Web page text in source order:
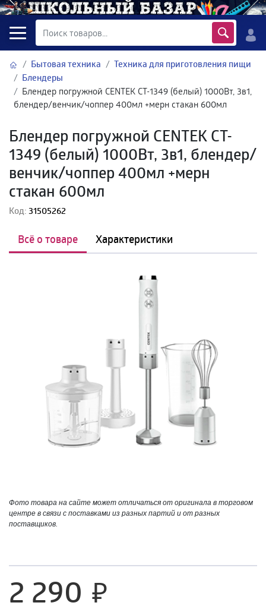
Бытовая техника
Техника для приготовления пищи
Блендеры
Блендер погружной CENTEK CT-1349 (белый) 1000Вт, 3в1,
блендер/венчик/чоппер 400мл +мерн стакан 600мл
Блендер погружной CENTEK CT-
1349 (белый) 1000Вт, 3в1, блендер/
венчик/чоппер 400мл +мерн
стакан 600мл
Код:31505262
Всё о товаре Характеристики
Фото товара на сайте может отличаться от оригинала в торговом
центре в связи с поставками из разных партий и от разных
поставщиков.
2 290